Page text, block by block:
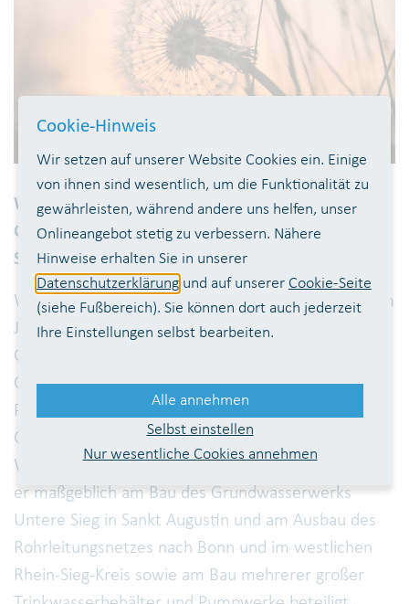
Wir trauern um unseren ehemaligen
Geschäftsführer Herrn Bauassessor Wolfram
Such.
Wolfram Such war seit seinem Eintritt beim WTV im
Jahr 1966 zunächst als stellvertretender
Geschäftsführer und Leiter der Planungs-, Bau- und
Grunderwerbsabteilung tätig. Ab 1989 bis zu seiner
Pensionierung im Jahr 2001 übernahm er die
Geschäftsführung des
Wahnbachtalsperrenverbandes. In dieser Zeit war
er maßgeblich am Bau des Grundwasserwerks
Untere Sieg in Sankt Augustin und am Ausbau des
Rohrleitungsnetzes nach Bonn und im westlichen
Rhein-Sieg-Kreis sowie am Bau mehrerer großer
Cookie-Hinweis
Wir setzen auf unserer Website Cookies ein. Einige
von ihnen sind wesentlich, um die Funktionalität zu
gewährleisten, während andere uns helfen, unser
Onlineangebot stetig zu verbessern. Nähere
Hinweise erhalten Sie in unserer
Datenschutzerklärung und auf unserer Cookie-Seite
(siehe Fußbereich). Sie können dort auch jederzeit
Ihre Einstellungen selbst bearbeiten.
Alle annehmen
Selbst einstellen
Nur wesentliche Cookies annehmen